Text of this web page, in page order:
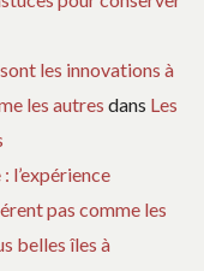
les innovations à
les autres dans Les
l’expérience
pas comme les
belles îles à